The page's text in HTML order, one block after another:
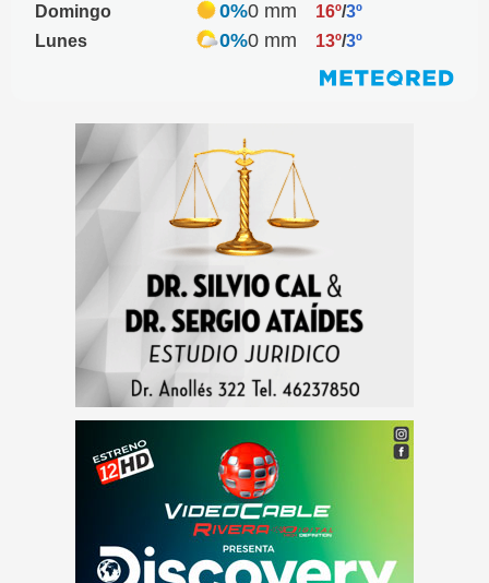
Domingo
0%0 mm 16º/3º
Lunes
0%0 mm 13º/3º